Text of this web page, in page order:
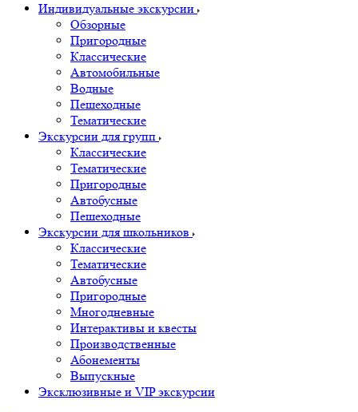
Индивидуальные экскурсии
Обзорные
Пригородные
Классические
Автомобильные
Водные
Пешеходные
Тематические
Экскурсии для групп
Классические
Тематические
Пригородные
Автобусные
Пешеходные
Экскурсии для школьников
Классические
Тематические
Автобусные
Пригородные
Многодневные
Интерактивы и квесты
Производственные
Абонементы
Выпускные
Эксклюзивные и VIP экскурсии